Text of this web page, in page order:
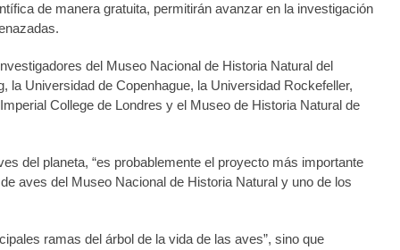
de manera gratuita, permitirán avanzar en la investigación
del Museo Nacional de Historia Natural del
la Universidad de Copenhague, la Universidad Rockefeller,
College de Londres y el Museo de Historia Natural de
del planeta, “es probablemente el proyecto más importante
aves del Museo Nacional de Historia Natural y uno de los
ramas del árbol de la vida de las aves”, sino que